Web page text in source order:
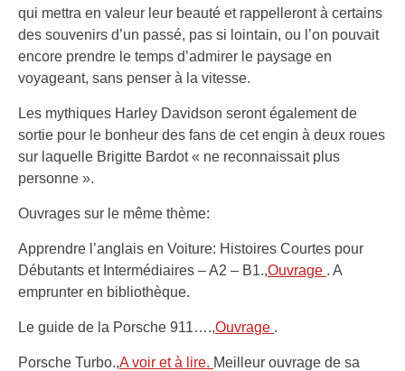
qui mettra en valeur leur beauté et rappelleront à certains
des souvenirs d’un passé, pas si lointain, ou l’on pouvait
encore prendre le temps d’admirer le paysage en
voyageant, sans penser à la vitesse.
Les mythiques Harley Davidson seront également de
sortie pour le bonheur des fans de cet engin à deux roues
sur laquelle Brigitte Bardot « ne reconnaissait plus
personne ».
Ouvrages sur le même thème:
Apprendre l’anglais en Voiture: Histoires Courtes pour
Débutants et Intermédiaires – A2 – B1.,Ouvrage . A
emprunter en bibliothèque.
Le guide de la Porsche 911….,Ouvrage .
Porsche Turbo.,A voir et à lire. Meilleur ouvrage de sa